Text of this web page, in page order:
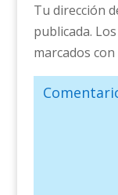
Tu dirección
publicada.
marcados con